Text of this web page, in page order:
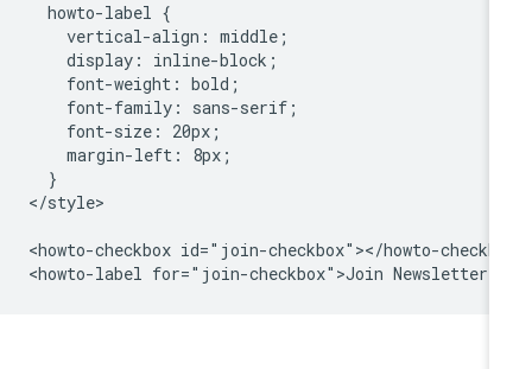
  howto-label {
    vertical-align: middle;
    display: inline-block;
    font-weight: bold;
    font-family: sans-serif;
    font-size: 20px;
    margin-left: 8px;
</style>
<howto-checkbox id="join-checkbox"></howto-